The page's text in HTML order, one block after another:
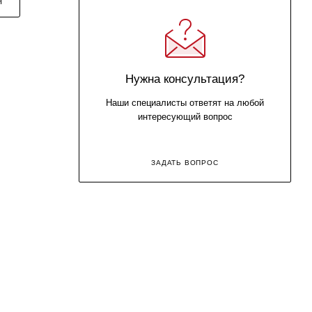
Нужна консультация?
Наши специалисты ответят на любой
интересующий вопрос
ЗАДАТЬ ВОПРОС